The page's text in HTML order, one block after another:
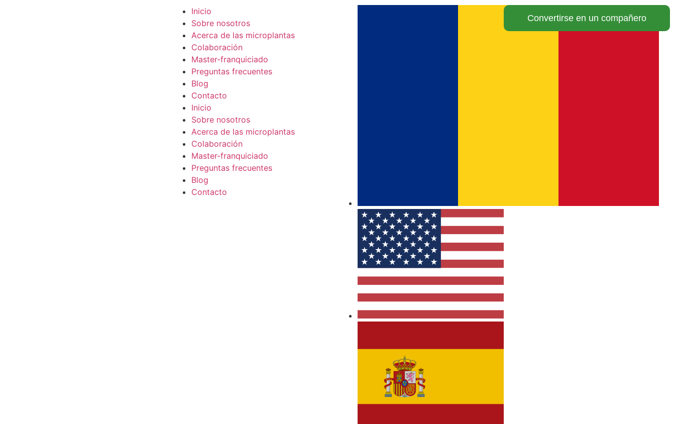
Inicio
Sobre nosotros
Acerca de las microplantas
Colaboración
Master-franquiciado
Preguntas frecuentes
Blog
Contacto
Inicio
Sobre nosotros
Acerca de las microplantas
Colaboración
Master-franquiciado
Preguntas frecuentes
Blog
Contacto
Convertirse en un compañero